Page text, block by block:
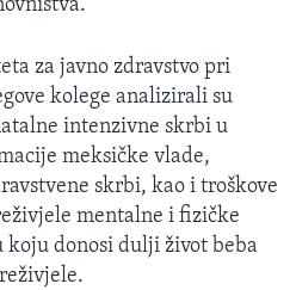
za javno zdravstvo pri
kolege analizirali su
intenzivne skrbi u
meksičke vlade,
skrbi, kao i troškove
mentalne i fizičke
koju donosi dulji život beba